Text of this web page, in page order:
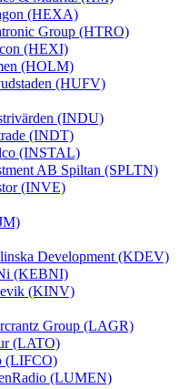
(HEXA)
Group (HTRO)
(HEXI)
(HOLM)
(HUFV)
(INDU)
(INDT)
(INSTAL)
AB Spiltan (SPLTN)
(INVE)
Development (KDEV)
(KEBNI)
(KINV)
Group (LAGR)
(LATO)
(LUMEN)